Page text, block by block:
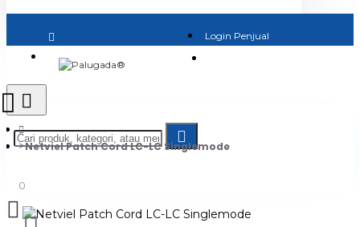
Login Penjual
0
Netviel Patch Cord LC-LC Singlemode